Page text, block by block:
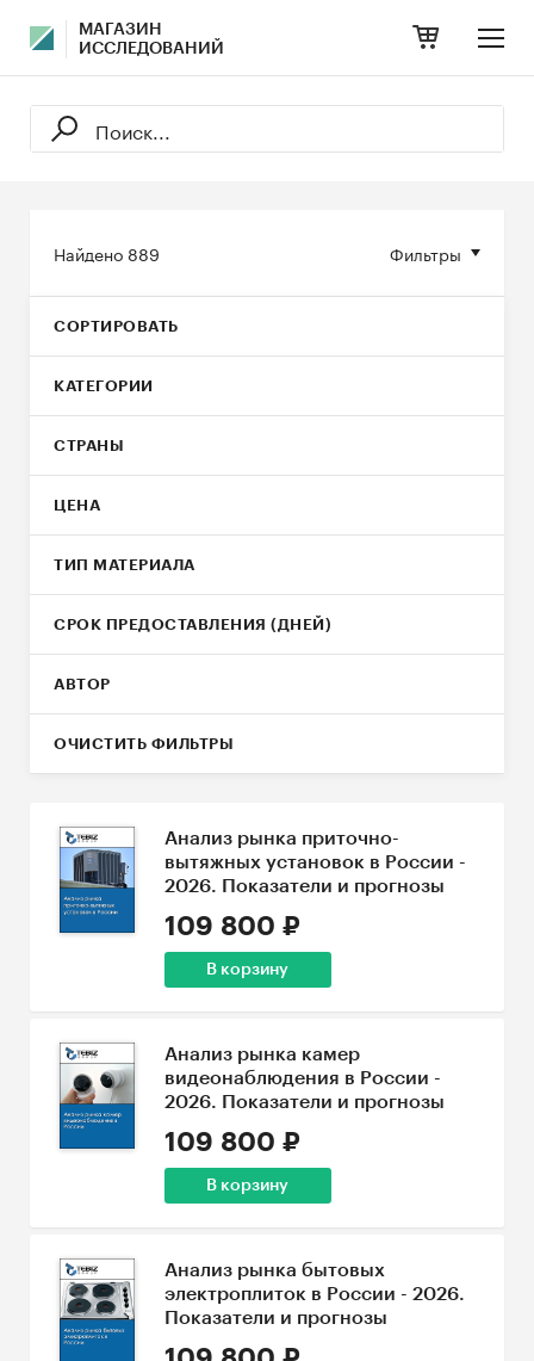
МАГАЗИН
ИССЛЕДОВАНИЙ
Фильтры
Найдено 889
СОРТИРОВАТЬ
КАТЕГОРИИ
СТРАНЫ
ЦЕНА
ТИП МАТЕРИАЛА
СРОК ПРЕДОСТАВЛЕНИЯ (ДНЕЙ)
АВТОР
ОЧИСТИТЬ ФИЛЬТРЫ
Анализ рынка приточно-
вытяжных установок в России -
2026. Показатели и прогнозы
109 800 ₽
В корзину
Анализ рынка камер
видеонаблюдения в России -
2026. Показатели и прогнозы
109 800 ₽
В корзину
Анализ рынка бытовых
электроплиток в России - 2026.
Показатели и прогнозы